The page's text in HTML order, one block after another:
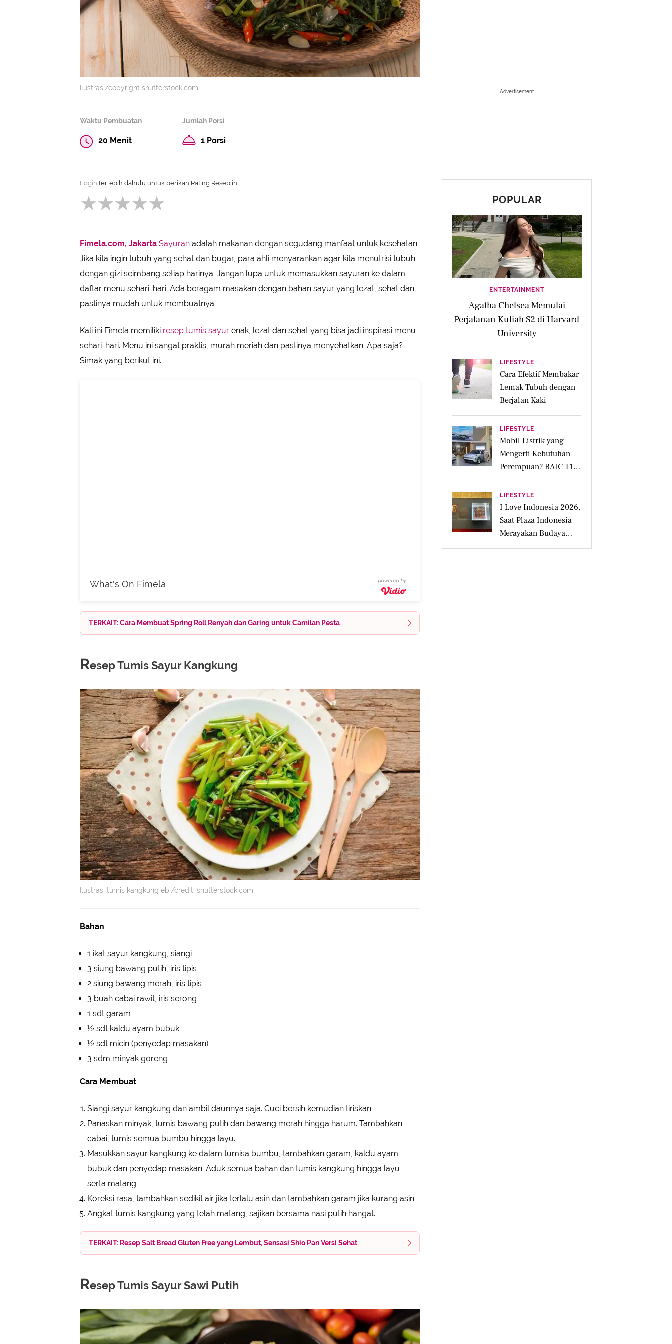
Ilustrasi/copyright shutterstock.com
Waktu Pembuatan
20 Menit
Jumlah Porsi
1 Porsi
Login terlebih dahulu untuk berikan Rating Resep ini
SUBMIT REVIEW
Fimela.com, Jakarta Sayuran adalah makanan dengan segudang manfaat untuk kesehatan.
Jika kita ingin tubuh yang sehat dan bugar, para ahli menyarankan agar kita menutrisi tubuh
dengan gizi seimbang setiap harinya. Jangan lupa untuk memasukkan sayuran ke dalam
daftar menu sehari-hari. Ada beragam masakan dengan bahan sayur yang lezat, sehat dan
pastinya mudah untuk membuatnya.
Kali ini Fimela memiliki resep tumis sayur enak, lezat dan sehat yang bisa jadi inspirasi menu
sehari-hari. Menu ini sangat praktis, murah meriah dan pastinya menyehatkan. Apa saja?
Simak yang berikut ini.
What's On Fimela powered by
TERKAIT: Cara Membuat Spring Roll Renyah dan Garing untuk Camilan Pesta
Resep Tumis Sayur Kangkung
Ilustrasi tumis kangkung ebi/credit: shutterstock.com
Bahan
1 ikat sayur kangkung, siangi
3 siung bawang putih, iris tipis
2 siung bawang merah, iris tipis
3 buah cabai rawit, iris serong
1 sdt garam
½ sdt kaldu ayam bubuk
½ sdt micin (penyedap masakan)
3 sdm minyak goreng
Cara Membuat
Siangi sayur kangkung dan ambil daunnya saja. Cuci bersih kemudian tiriskan.
Panaskan minyak, tumis bawang putih dan bawang merah hingga harum. Tambahkan
cabai, tumis semua bumbu hingga layu.
Masukkan sayur kangkung ke dalam tumisa bumbu, tambahkan garam, kaldu ayam
bubuk dan penyedap masakan. Aduk semua bahan dan tumis kangkung hingga layu
serta matang.
Koreksi rasa, tambahkan sedikit air jika terlalu asin dan tambahkan garam jika kurang asin.
Angkat tumis kangkung yang telah matang, sajikan bersama nasi putih hangat.
TERKAIT: Resep Salt Bread Gluten Free yang Lembut, Sensasi Shio Pan Versi Sehat
Resep Tumis Sayur Sawi Putih
Advertisement
POPULAR
ENTERTAINMENT
Agatha Chelsea Memulai
Perjalanan Kuliah S2 di Harvard
University
LIFESTYLE
Cara Efektif Membakar
Lemak Tubuh dengan
Berjalan Kaki
LIFESTYLE
Mobil Listrik yang
Mengerti Kebutuhan
Perempuan? BAIC T1
Punya Kabin Lapang
hingga Fitur Parkir
Otomatis
LIFESTYLE
I Love Indonesia 2026,
Saat Plaza Indonesia
Merayakan Budaya
Lokal Lewat 4